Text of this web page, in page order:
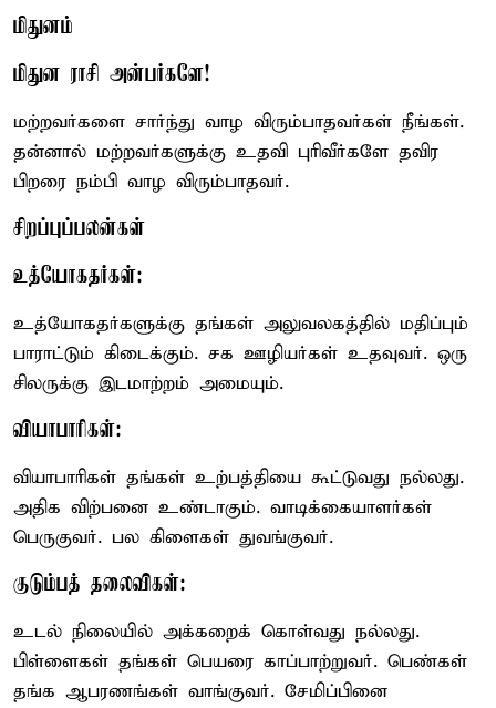
மிதுனம்
மிதுன ராசி அன்பர்களே!
மற்றவர்களை சார்ந்து வாழ விரும்பாதவர்கள் நீங்கள்.
தன்னால் மற்றவர்களுக்கு உதவி புரிவீர்களே தவிர
பிறரை நம்பி வாழ விரும்பாதவர்.
சிறப்புப்பலன்கள்
உத்யோகதர்கள்:
உத்யோகதர்களுக்கு தங்கள் அலுவலகத்தில் மதிப்பும்
பாராட்டும் கிடைக்கும். சக ஊழியர்கள் உதவுவர். ஒரு
சிலருக்கு இடமாற்றம் அமையும்.
வியாபாரிகள்:
வியாபாரிகள் தங்கள் உற்பத்தியை கூட்டுவது நல்லது.
அதிக விற்பனை உண்டாகும். வாடிக்கையாளர்கள்
பெருகுவர். பல கிளைகள் துவங்குவர்.
குடும்பத் தலைவிகள்:
உடல் நிலையில் அக்கறைக் கொள்வது நல்லது.
பிள்ளைகள் தங்கள் பெயரை காப்பாற்றுவர். பெண்கள்
தங்க ஆபரணங்கள் வாங்குவர். சேமிப்பினை